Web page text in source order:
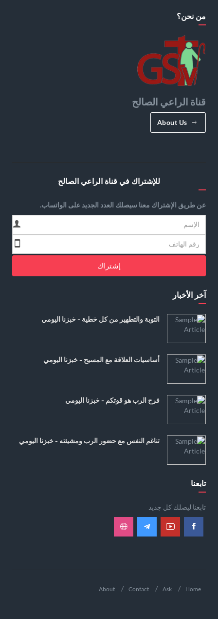
من نحن؟
قناة الراعي الصالح
About Us
للإشتراك في قناة الراعي الصالح
عن طريق الإشتراك معنا سيصلك العدد الجديد على الواتساب.
إشتراك
آخر الأخبار
التوبة والتطهير من كل خطية - خبزنا اليومي
أساسيات العلاقة مع المسيح - خبزنا اليومي
فرح الرب هو قوتكم - خبزنا اليومي
تناغم النفس مع حضور الرب ومشيئته - خبزنا اليومي
تابعنا
تابعنا ليصلك كل جديد
Home
Ask
Contact
About